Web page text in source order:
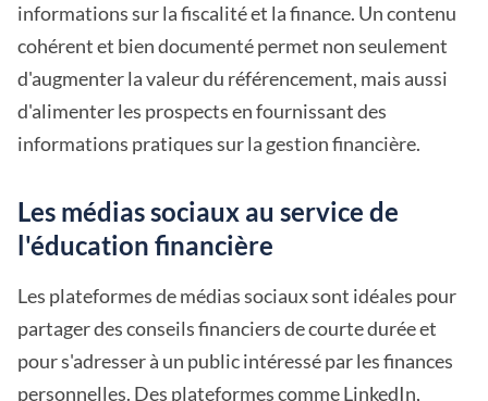
informations sur la fiscalité et la finance. Un contenu
cohérent et bien documenté permet non seulement
d'augmenter la valeur du référencement, mais aussi
d'alimenter les prospects en fournissant des
informations pratiques sur la gestion financière.
Les médias sociaux au service de
l'éducation financière
Les plateformes de médias sociaux sont idéales pour
partager des conseils financiers de courte durée et
pour s'adresser à un public intéressé par les finances
personnelles. Des plateformes comme LinkedIn,